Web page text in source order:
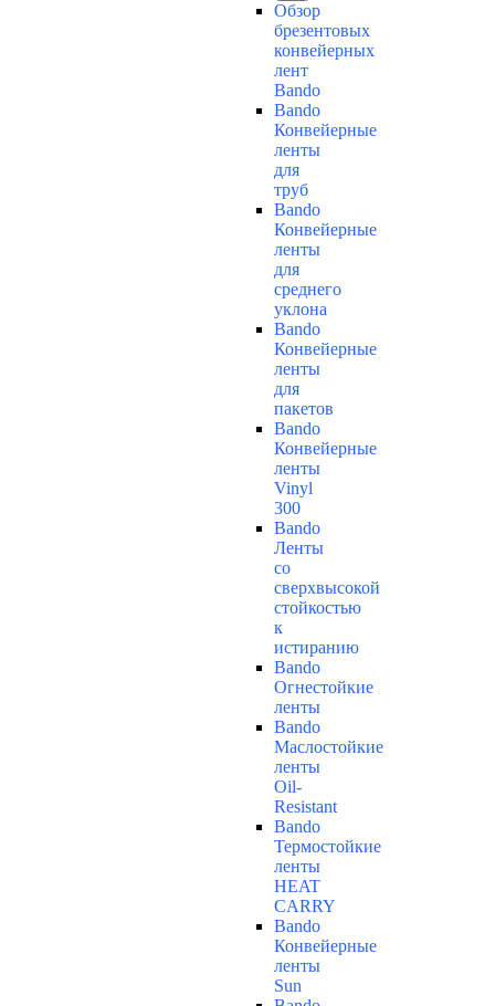
Обзор
брезентовых
конвейерных
лент
Bando
Bando
Конвейерные
ленты
для
труб
Bando
Конвейерные
ленты
для
среднего
уклона
Bando
Конвейерные
ленты
для
пакетов
Bando
Конвейерные
ленты
Vinyl
300
Bando
Ленты
со
сверхвысокой
стойкостью
к
истиранию
Bando
Огнестойкие
ленты
Bando
Маслостойкие
ленты
Oil-
Resistant
Bando
Термостойкие
ленты
HEAT
CARRY
Bando
Конвейерные
ленты
Sun